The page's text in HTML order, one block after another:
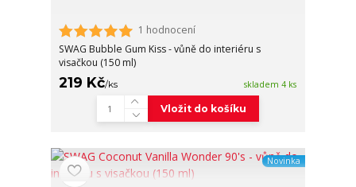
1 hodnocení
SWAG Bubble Gum Kiss - vůně do interiéru s
visačkou (150 ml)
219 Kč/ks skladem 4 ks
Vložit do košíku
Novinka